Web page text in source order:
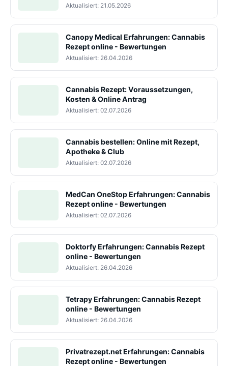
Aktualisiert: 21.05.2026
Canopy Medical Erfahrungen: Cannabis
Rezept online - Bewertungen
Aktualisiert: 26.04.2026
Cannabis Rezept: Voraussetzungen,
Kosten & Online Antrag
Aktualisiert: 02.07.2026
Cannabis bestellen: Online mit Rezept,
Apotheke & Club
Aktualisiert: 02.07.2026
MedCan OneStop Erfahrungen: Cannabis
Rezept online - Bewertungen
Aktualisiert: 02.07.2026
Doktorfy Erfahrungen: Cannabis Rezept
online - Bewertungen
Aktualisiert: 26.04.2026
Tetrapy Erfahrungen: Cannabis Rezept
online - Bewertungen
Aktualisiert: 26.04.2026
Privatrezept.net Erfahrungen: Cannabis
Rezept online - Bewertungen